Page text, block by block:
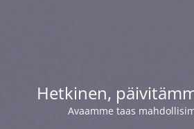
Hetkinen,
Avaamme taas